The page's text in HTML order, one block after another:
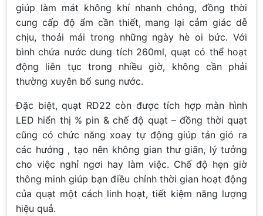
giúp làm mát không khí nhanh chóng, đồng thời
cung cấp độ ẩm cần thiết, mang lại cảm giác dễ
chịu, thoải mái trong những ngày hè oi bức. Với
bình chứa nước dung tích 260ml, quạt có thể hoạt
động liên tục trong nhiều giờ, không cần phải
thường xuyên bổ sung nước.
Đặc biệt, quạt RD22 còn được tích hợp màn hình
LED hiển thị % pin & chế độ quạt – đồng thời quạt
cũng có chức năng xoay tự động giúp tản gió ra
các hướng , tạo nên không gian thư giãn, lý tưởng
cho việc nghỉ ngơi hay làm việc. Chế độ hẹn giờ
thông minh giúp bạn điều chỉnh thời gian hoạt động
của quạt một cách linh hoạt, tiết kiệm năng lượng
hiệu quả.